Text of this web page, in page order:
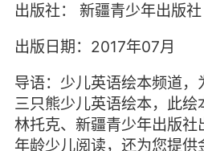
出版社：
新疆青少年出版社
出版日期：2017年07月
导语：少儿英语绘本频道，
三只熊少儿英语绘本，此
林托克、新疆青少年出版
年龄少儿阅读，还为您提供